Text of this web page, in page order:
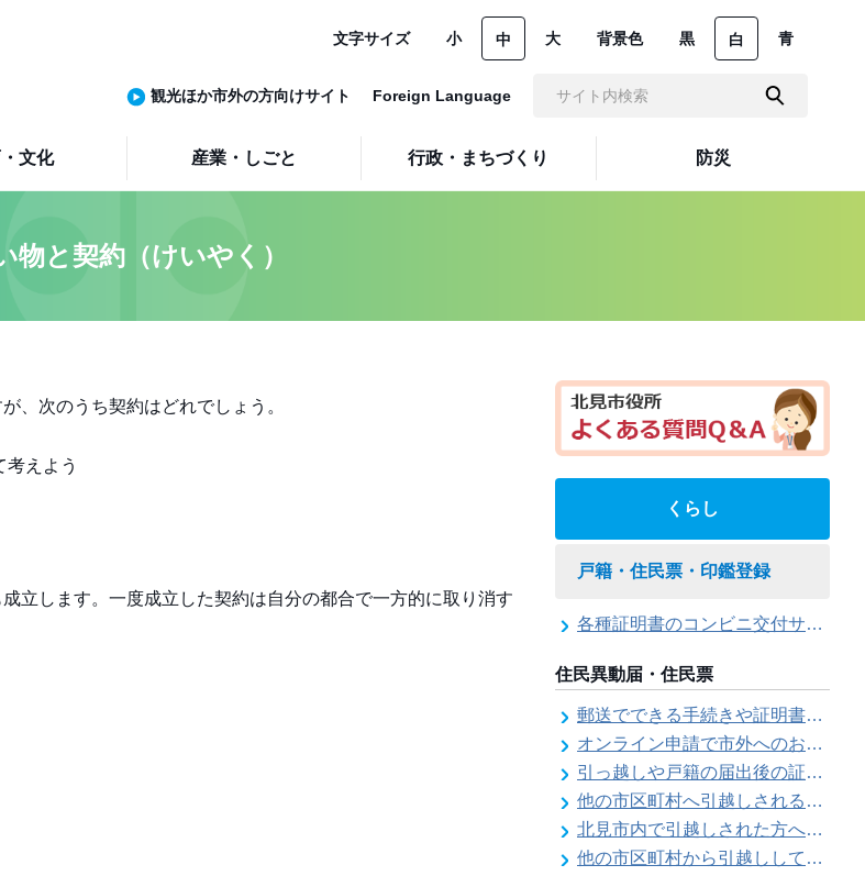
文化 産業・しごと 行政・まちづくり 防災
文字サイズ 小 中 大 背景色 黒 白 青
観光ほか市外の方向けサイト Foreign Language
物と契約（けいやく）
、次のうち契約はどれでしょう。
立します。一度成立した契約は自分の都合で一方的に取り消す
くらし
戸籍・住民票・印鑑登録
各種証明書のコンビニ交付サービス
住民異動届・住民票
郵送でできる手続きや証明書等の交付請求（住民票・戸籍・国民年金関係）
オンライン申請で市外へのお引越し手続き（転出届）ができます
引っ越しや戸籍の届出後の証明書発行可能日
他の市区町村へ引越しされる方へ（転出届）
北見市内で引越しされた方へ（転居届）
他の市区町村から引越しして来た方へ（転入届）